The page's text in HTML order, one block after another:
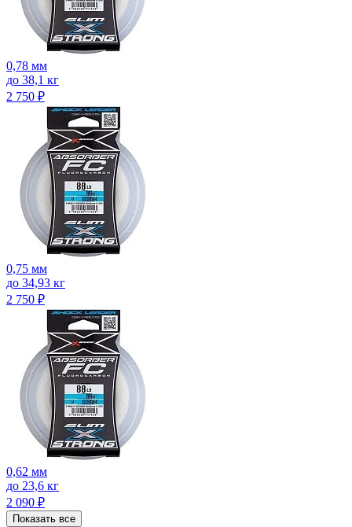
0,78 мм
до 38,1 кг
2 750 ₽
0,75 мм
до 34,93 кг
2 750 ₽
0,62 мм
до 23,6 кг
2 090 ₽
Показать все